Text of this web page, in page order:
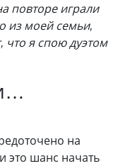
повторе играли
из моей семьи,
что я спою дуэтом
на
это шанс начать